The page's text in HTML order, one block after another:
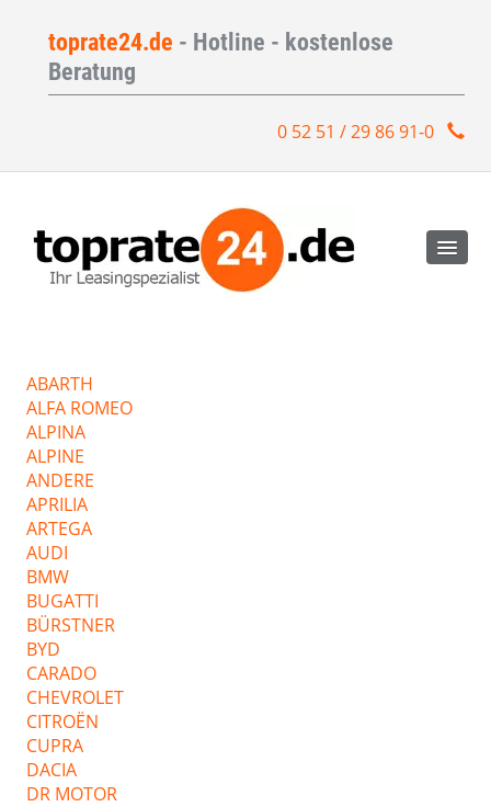
toprate24.de - Hotline - kostenlose
Beratung
0 52 51 / 29 86 91-0
ABARTH
ALFA ROMEO
ALPINA
ALPINE
ANDERE
APRILIA
ARTEGA
AUDI
BMW
BUGATTI
BÜRSTNER
BYD
CARADO
CHEVROLET
CITROËN
CUPRA
DACIA
DR MOTOR